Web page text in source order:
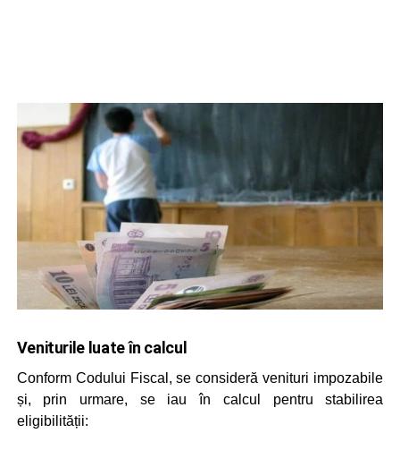
Veniturile luate în calcul
Conform Codului Fiscal, se consideră venituri impozabile
și, prin urmare, se iau în calcul pentru stabilirea
eligibilității: